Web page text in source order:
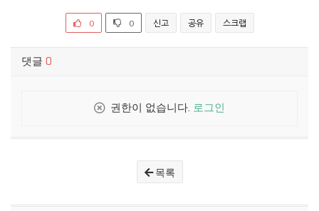
0 0 신고 공유 스크랩
댓글 0
권한이 없습니다. 로그인
목록